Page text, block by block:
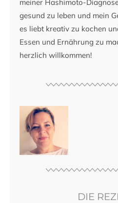
meiner Hashimoto-
gesund zu leben und mein
es liebt kreativ zu kochen
Essen und Ernährung zu
herzlich willkommen!
DIE